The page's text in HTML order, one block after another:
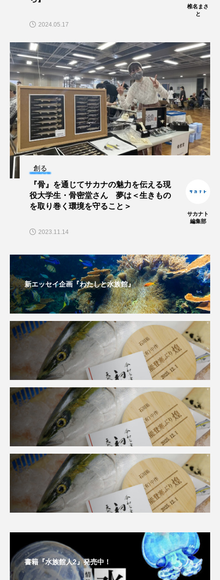
サカナアパートメント サカナブックス
サクラアジ サクラエビ サクラダンゴウオ
サクラマス サケ サザエ
サツオミシマ サバ サビウツボ
サブカルチャー サメ サヨリ
サルシアクラゲ
サンゴ サンショウウオ サンマ
シャコガイ シュレーゲルアオガエル
シラウオ シロウオ シログチ
シロザケ シロワニ ジンベエザメ
スクミリンゴガイ スズキ スッポン
スナモグリ スベスベマンジュウガニ
センニンガジ ソウギョ ソウダガツオ
ソトオリイワシ ソラスズメダイ
タイコウチ タイドプール タカエビ
タカラガイ タガメ タコ タコクラゲ
タコブネ タチウオ タナゴ
ダイサギ ダンゴウオ チゴガニ チヌ
チョウクラゲ チョウザメ
椎名まさ
と
2024.05.17
創る
『骨』を通じてサカナの魅力を伝える現
役大学生・骨密堂さん 夢は＜生きもの
を取り巻く環境を守ること＞
サカナト
編集部
2023.11.14
新エッセイ企画『わたしと水族館』
書籍『水族館人2』発売中！